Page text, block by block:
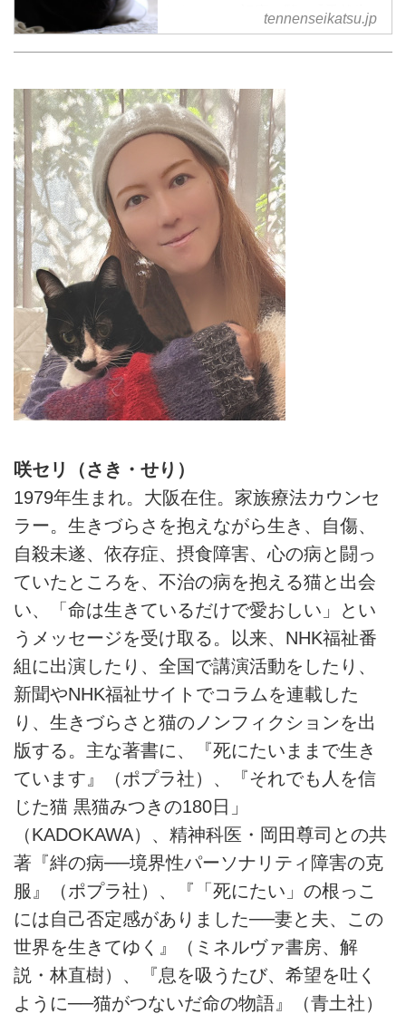
れたこと の記事一覧 - 『天然生
活』が運営する暮らしの情報サイ
ト。食やファッション、暮らしの
の情報を毎日配信
tennenseikatsu.jp
咲セリ（さき・せり）
1979年生まれ。大阪在住。家族療法カウンセ
ラー。生きづらさを抱えながら生き、自傷、
自殺未遂、依存症、摂食障害、心の病と闘っ
ていたところを、不治の病を抱える猫と出会
い、「命は生きているだけで愛おしい」とい
うメッセージを受け取る。以来、NHK福祉番
組に出演したり、全国で講演活動をしたり、
新聞やNHK福祉サイトでコラムを連載した
り、生きづらさと猫のノンフィクションを出
版する。主な著書に、『死にたいままで生き
ています』（ポプラ社）、『それでも人を信
じた猫 黒猫みつきの180日」
（KADOKAWA）、精神科医・岡田尊司との共
著『絆の病──境界性パーソナリティ障害の克
服』（ポプラ社）、『「死にたい」の根っこ
には自己否定感がありました──妻と夫、この
世界を生きてゆく』（ミネルヴァ書房、解
説・林直樹）、『息を吸うたび、希望を吐く
ように──猫がつないだ命の物語』（青土社）